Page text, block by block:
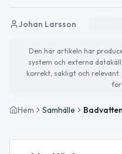
Johan Larsson
Den här artikeln har
system och externa
korrekt, sakligt och
Hem Samhälle